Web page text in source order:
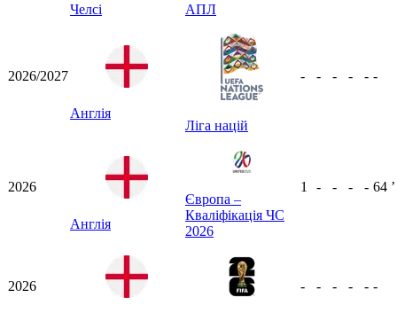
Челсі АПЛ
2026/2027
Англія
Ліга націй
- - - - - -
2026
Англія
Європа –
Кваліфікація ЧС
2026
1 - - - - 64 ʼ
2026 - - - - - -